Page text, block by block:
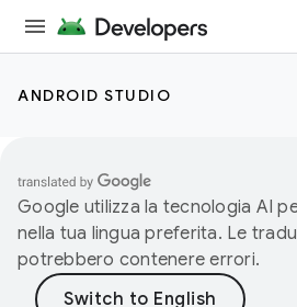
ANDROID STUDIO
Google utilizza la tecnologia AI
nella tua lingua preferita. Le
potrebbero contenere errori.